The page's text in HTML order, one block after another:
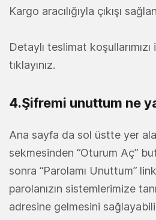
Kargo aracılığıyla çıkışı
Detaylı teslimat
tıklayınız.
4.Şifremi unuttum ne
Ana sayfa da sol üstte yer
sekmesinden “Oturum Aç”
sonra “Parolamı Unuttum”
parolanızın sistemlerimize
adresine gelmesini